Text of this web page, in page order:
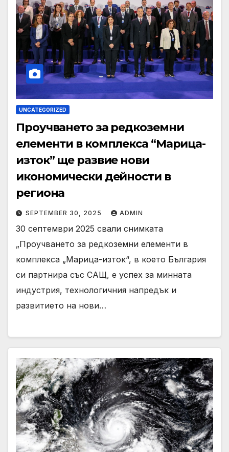
UNCATEGORIZED
Проучването за редкоземни
елементи в комплекса “Марица-
изток” ще развие нови
икономически дейности в
региона
SEPTEMBER 30, 2025 ADMIN
30 септември 2025 свали снимката
„Проучването за редкоземни елементи в
комплекса „Марица-изток“, в което България
си партнира със САЩ, е успех за минната
индустрия, технологичния напредък и
развитието на нови…